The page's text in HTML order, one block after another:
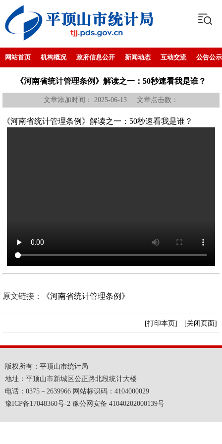
网站首页 机构概况 政府信息公开 新闻动态 互动交流 公告公示
《河南省统计管理条例》解读之一：50秒速看我是谁？
文章添加时间： 2025-06-13 文章点击数：
《河南省统计管理条例》解读之一：50秒速看我是谁？
原文链接： 《河南省统计管理条例》
[打印本页] [关闭页面]
版权所有：平顶山市统计局
地址：平顶山市新城区公正路北段统计大楼
电话：0375－2639966 网站标识码：4104000029
豫ICP备17048360号-2 豫公网安备 41040202000139号